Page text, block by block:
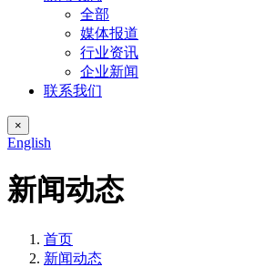
全部
媒体报道
行业资讯
企业新闻
联系我们
×
English
新闻动态
首页
新闻动态